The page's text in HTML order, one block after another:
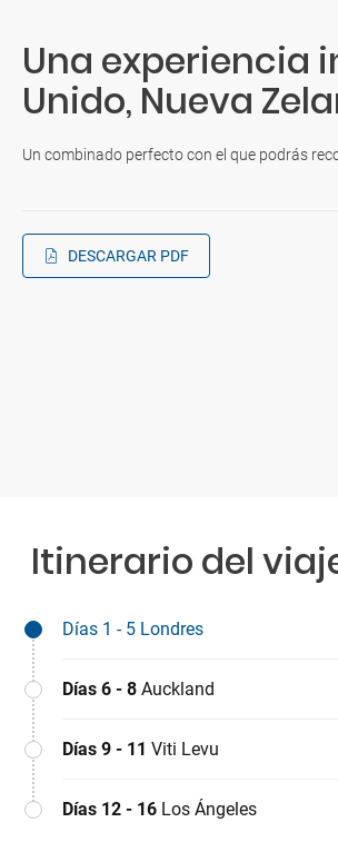
Una experiencia
Unido, Nueva
Un combinado perfecto con el que podrás
DESCARGAR PDF
Itinerario del
Días 1 - 5 Londres
Días 6 - 8 Auckland
Días 9 - 11 Viti Levu
Días 12 - 16 Los Ángeles